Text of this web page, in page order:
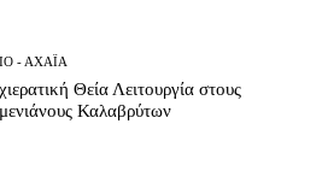
- ΑΧΑΪ́Α
Θεία Λειτουργία στους
Καλαβρύτων